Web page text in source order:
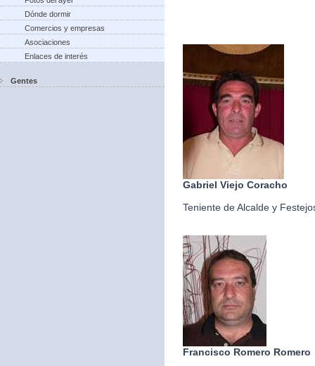
Dónde dormir
Comercios y empresas
Asociaciones
Enlaces de interés
Gentes
Gabriel Viejo Coracho
Teniente de Alcalde y
Francisco Romero Romero